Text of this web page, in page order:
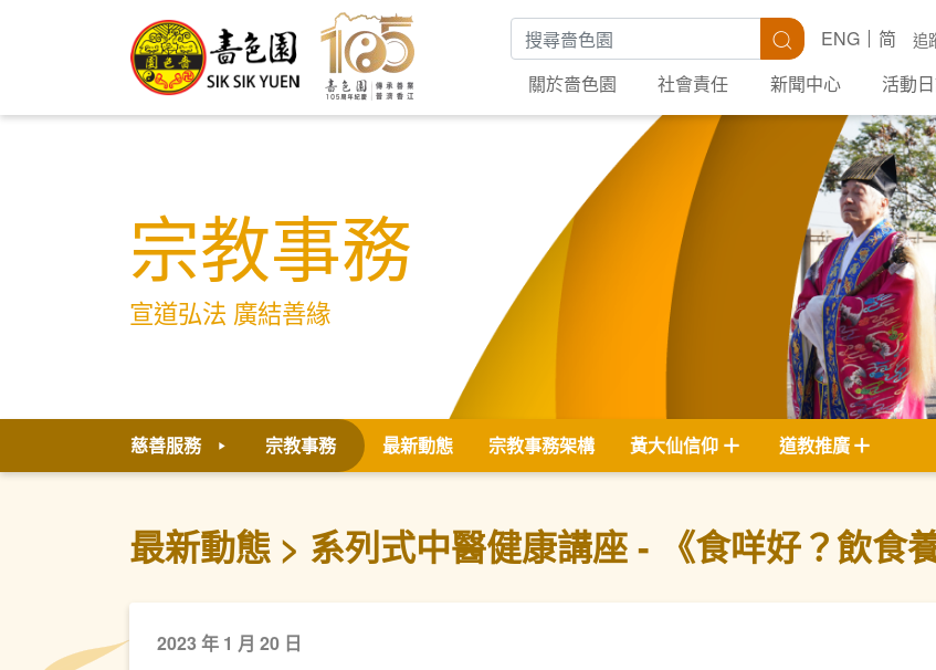
搜尋關鍵字 搜尋 追
ENG
简
關於嗇色園
社會責任 新聞中心 活動
宗教事務
宣道弘法 廣結善緣
慈善服務 宗教事務 最新動態 宗教事務架構 黃大仙信仰 道教推廣
最新動態 系列式中醫健康講座 - 《食咩好？飲食
2023 年 1 月 20 日